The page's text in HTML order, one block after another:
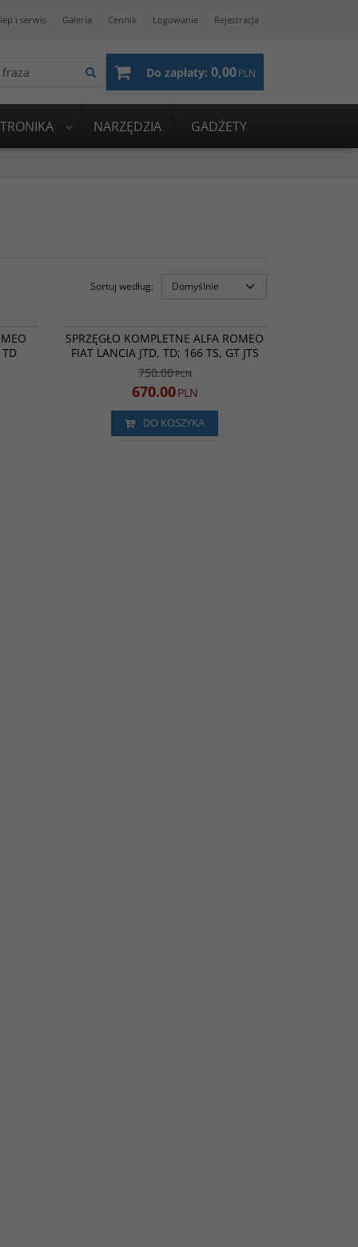
i serwis Galeria Cennik Logowanie Rejestracja
Do zapłaty: 0,00PLN
NARZĘDZIA GADŻETY
Sortuj według:
BESTSELLER PROMOCJA
SPRZĘGŁO KOMPLETNE ALFA ROMEO
FIAT LANCIA JTD, TD; 166 TS, GT JTS
750.00PLN
670.00PLN
DO KOSZYKA